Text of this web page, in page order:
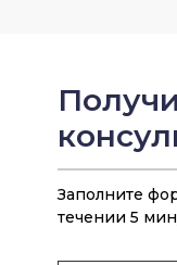
Заполните
течении 5